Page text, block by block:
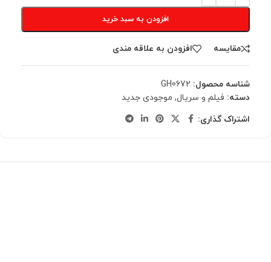
افزودن به سبد خرید
مقایسه افزودن به علاقه مندی
شناسه محصول: GH0672
دسته: فیلم و سریال, موجودی جدید
اشتراک گذاری: